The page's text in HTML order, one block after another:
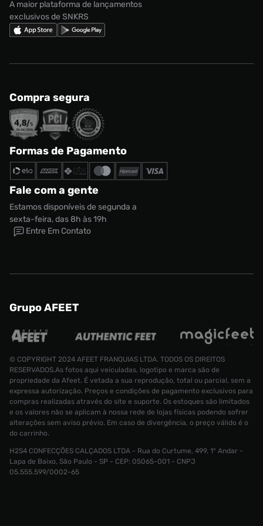
A maior plataforma de lançamentos
exclusivos de SNKRS
Compra segura
Formas de Pagamento
Fale com a gente
Estamos disponíveis de segunda a
sexta-feira, das 8h às 19h
Entre Em Contato
Grupo AFEET
© COPYRIGHT 2024 AFEET FRANQUIAS LTDA. TODOS OS DIREITOS
RESERVADOS.As fotos aqui veiculadas, logotipo e marca são de
propriedade da Afeet. É vetada a sua reprodução, total ou parcial, sem a
expressa autorização. Preços e condições de pagamento exclusivos para
compras realizadas através do site e suporte. Os estoques são limitados
e os valores não se aplicam à nossa rede de lojas físicas podendo sofrer
alterações sem aviso prévio. Em caso de divergência, o preço válido é o
do carrinho.
H2S4 CONFECÇÕES CALÇADOS LTDA - Rua do Curtume, 499, 1° Andar -
Lapa de Baixo, São Paulo - SP - CEP: 05065-001 - CNPJ
05.555.599/0002-65